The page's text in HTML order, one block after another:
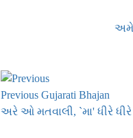
અમે
Previous Gujarati Bhajan
અરે ઓ મતવાલી, `મા' ધીરે